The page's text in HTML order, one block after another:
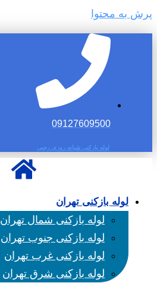
پرش به محتوا
09127609500
لوله بازکنی شبانه روزی رجبی
لوله بازکنی تهران
لوله بازکنی شمال تهران
لوله بازکنی جنوب تهران
لوله بازکنی غرب تهران
لوله بازکنی شرق تهران